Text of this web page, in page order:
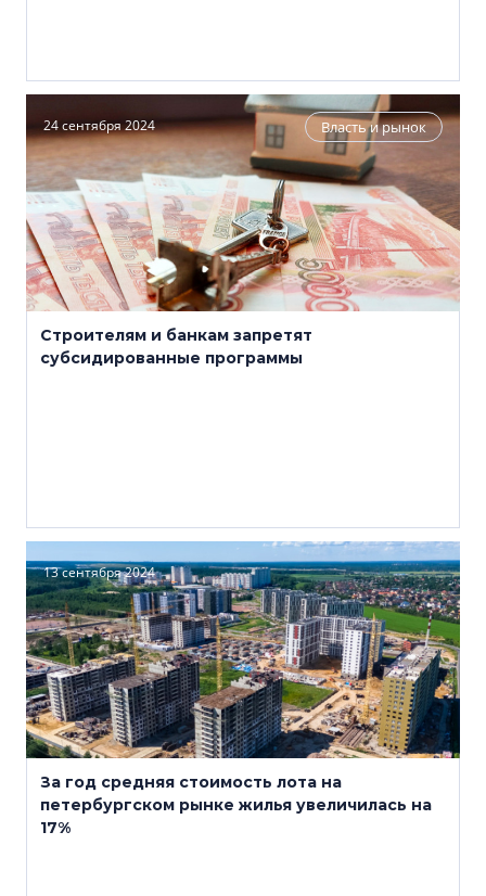
24 сентября 2024 Власть и рынок
Строителям и банкам запретят
субсидированные программы
13 сентября 2024
За год средняя стоимость лота на
петербургском рынке жилья увеличилась на
17%